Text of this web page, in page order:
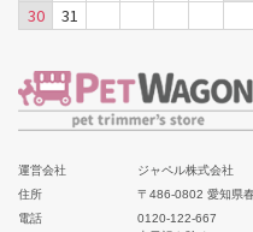
30
31
運営会社
ジャペル株式会社
住所
〒486-0802 愛知県
電話
0120-122-667